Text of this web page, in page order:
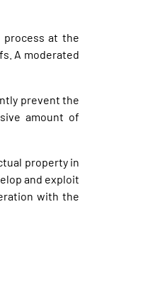
process at the
A moderated
prevent the
amount of
property in
and exploit
with the